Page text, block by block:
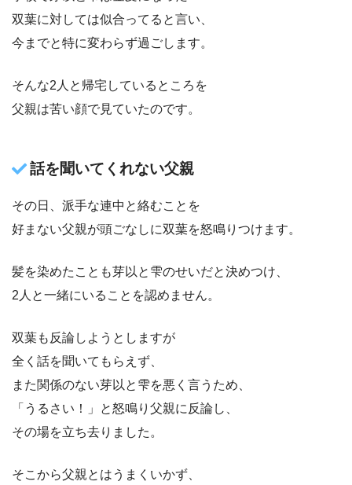
双葉に対しては似合ってると言い、
今までと特に変わらず過ごします。
そんな2人と帰宅しているところを
父親は苦い顔で見ていたのです。
話を聞いてくれない父親
その日、派手な連中と絡むことを
好まない父親が頭ごなしに双葉を怒鳴りつけます。
髪を染めたことも芽以と雫のせいだと決めつけ、
2人と一緒にいることを認めません。
双葉も反論しようとしますが
全く話を聞いてもらえず、
また関係のない芽以と雫を悪く言うため、
「うるさい！」と怒鳴り父親に反論し、
その場を立ち去りました。
そこから父親とはうまくいかず、